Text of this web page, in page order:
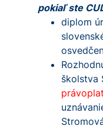
pokiaľ ste
diplom
školstva